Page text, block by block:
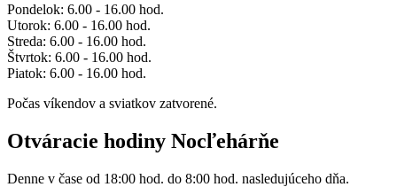
Pondelok: 6.00 - 16.00 hod.
Utorok: 6.00 - 16.00 hod.
Streda: 6.00 - 16.00 hod.
Štvrtok: 6.00 - 16.00 hod.
Piatok: 6.00 - 16.00 hod.
Počas víkendov a sviatkov zatvorené.
Otváracie hodiny Nocľehárňe
Denne v čase od 18:00 hod. do 8:00 hod. nasledujúceho dňa.